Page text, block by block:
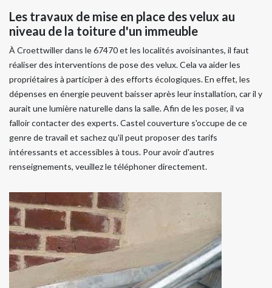
Les travaux de mise en place des velux au
niveau de la toiture d'un immeuble
À Croettwiller dans le 67470 et les localités avoisinantes, il faut
réaliser des interventions de pose des velux. Cela va aider les
propriétaires à participer à des efforts écologiques. En effet, les
dépenses en énergie peuvent baisser après leur installation, car il y
aurait une lumière naturelle dans la salle. Afin de les poser, il va
falloir contacter des experts. Castel couverture s'occupe de ce
genre de travail et sachez qu'il peut proposer des tarifs
intéressants et accessibles à tous. Pour avoir d'autres
renseignements, veuillez le téléphoner directement.